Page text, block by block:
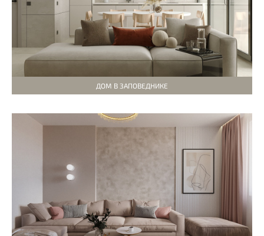
ДОМ В ЗАПОВЕДНИКЕ